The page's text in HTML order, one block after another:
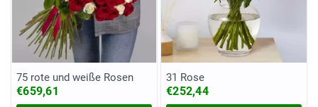
75 rote und weiße Rosen
€659,61
31 Rose
€252,44